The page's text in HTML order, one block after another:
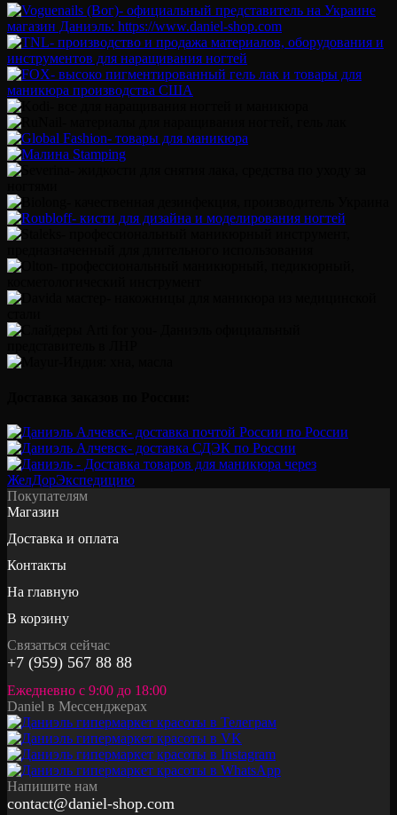
Покупателям
Магазин
Доставка и оплата
Контакты
На главную
В корзину
Связаться сейчас
+7 (959) 567 88 88
Ежедневно с 9:00 до 18:00
Daniel в Мессенджерах
Напишите нам
contact@daniel-shop.com